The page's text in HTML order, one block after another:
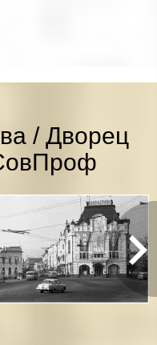
/ Дворец